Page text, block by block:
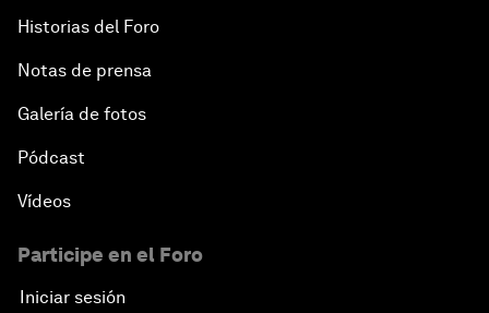
Historias del Foro
Notas de prensa
Galería de fotos
Pódcast
Vídeos
Participe en el Foro
Iniciar sesión